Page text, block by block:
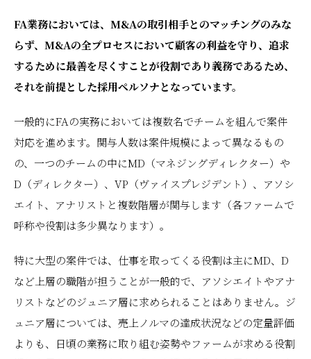
FA業務においては、M&Aの取引相手とのマッチングのみな
らず、M&Aの全プロセスにおいて顧客の利益を守り、追求
するために最善を尽くすことが役割であり義務であるため、
それを前提とした採用ペルソナとなっています。
一般的にFAの実務においては複数名でチームを組んで案件
対応を進めます。関与人数は案件規模によって異なるもの
の、一つのチームの中にMD（マネジングディレクター）や
D（ディレクター）、VP（ヴァイスプレジデント）、アソシ
エイト、アナリストと複数階層が関与します（各ファームで
呼称や役割は多少異なります）。
特に大型の案件では、仕事を取ってくる役割は主にMD、D
など上層の職階が担うことが一般的で、アソシエイトやアナ
リストなどのジュニア層に求められることはありません。ジ
ュニア層については、売上ノルマの達成状況などの定量評価
よりも、日頃の業務に取り組む姿勢やファームが求める役割